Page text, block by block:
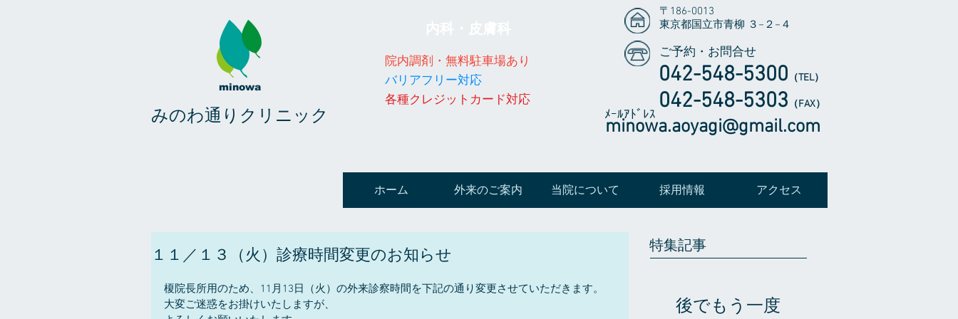
minowa
みのわ通りクリニック
院内調剤・無料駐車場あり
​​バリアフリー対応
​各種クレジットカード対応
〒186-0013
東京都国立市青柳 ３−２−４
042-548-5300 （TEL）
​042-548-5303 （FAX）
ご予約・お問合せ
​ﾒｰﾙｱﾄﾞﾚｽ
minowa.aoyagi@gmail.com
ホーム 外来のご案内 当院について 採用情報 アクセス
１１／１３（火）診療時間変更のお知らせ
榎院長所用のため、11月13日（火）の外来診察時間を下記の通り変更させていただきます。
大変ご迷惑をお掛けいたしますが、
特集記事
後でもう一度